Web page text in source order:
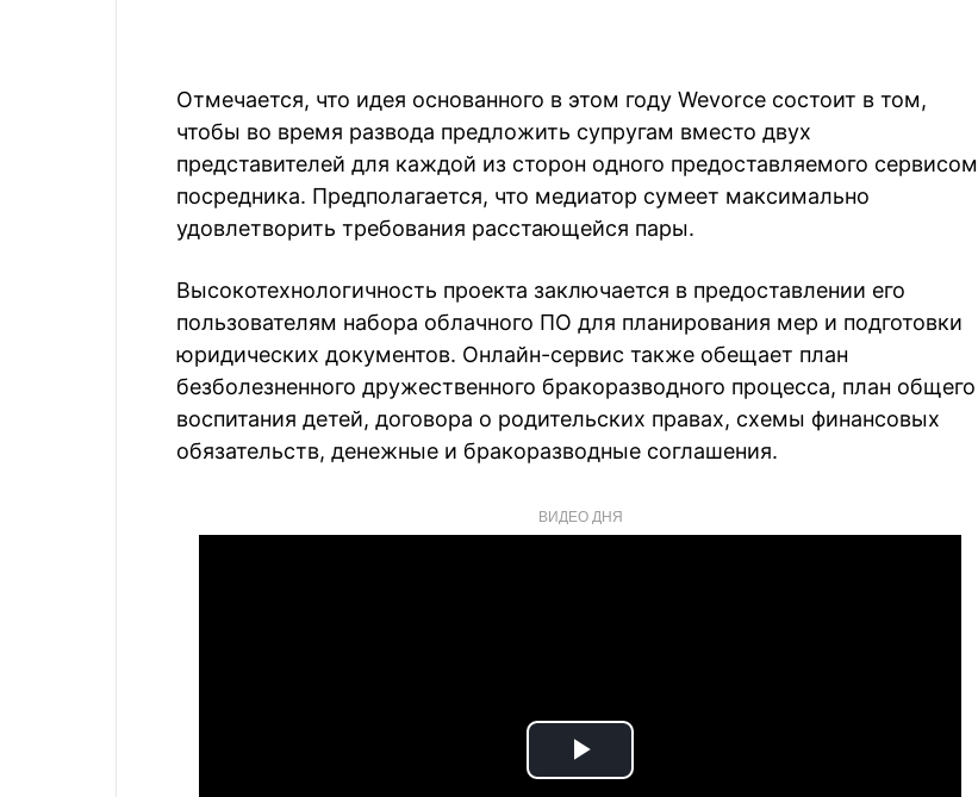
Отмечается, что идея основанного в этом году Wevorce состоит в том,
чтобы во время развода предложить супругам вместо двух
представителей для каждой из сторон одного предоставляемого сервисом
посредника. Предполагается, что медиатор сумеет максимально
удовлетворить требования расстающейся пары.
Высокотехнологичность проекта заключается в предоставлении его
пользователям набора облачного ПО для планирования мер и подготовки
юридических документов. Онлайн-сервис также обещает план
безболезненного дружественного бракоразводного процесса, план общего
воспитания детей, договора о родительских правах, схемы финансовых
обязательств, денежные и бракоразводные соглашения.
ВИДЕО ДНЯ
Play